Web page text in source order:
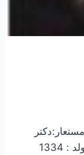
محمد محل تولد :آتابلاغی (نقده) تاریخ تولد : 1334